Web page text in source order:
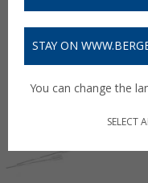
STAY ON
You can change the
SELECT